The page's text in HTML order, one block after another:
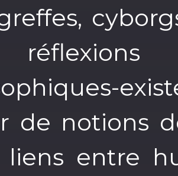
de notions
entre